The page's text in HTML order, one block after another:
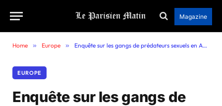
Magazine
Home » Europe » Enquête sur les gangs de prédateurs sexuels en Angleterre : pourquoi tout s’effondre déjà
EUROPE
Enquête sur les gangs de